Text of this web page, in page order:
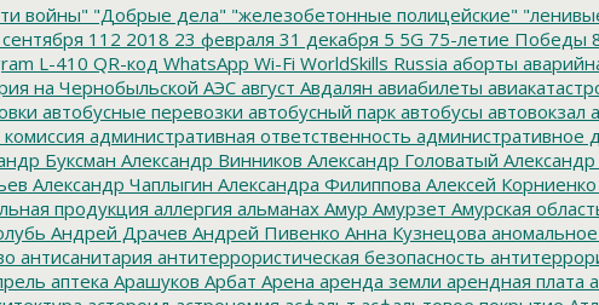
войны" "Добрые дела" "железобетонные полицейские"
112 2018 23 февраля 31 декабря 5 5G 75-летие Победы
L-410 QR-код WhatsApp Wi-Fi WorldSkills Russia аборты
на Чернобыльской АЭС август Авдалян авиабилеты
автобусные перевозки автобусный парк автобусы автовокзал
административная ответственность административное
Буксман Александр Винников Александр Головатый
Александр Чаплыгин Александра Филиппова Алексей Корниенко
продукция аллергия альманах Амур Амурзет Амурская
Андрей Драчев Андрей Пивенко Анна Кузнецова
антисанитария антитеррористическая безопасность
аптека Арашуков Арбат Арена аренда земли арендная плата